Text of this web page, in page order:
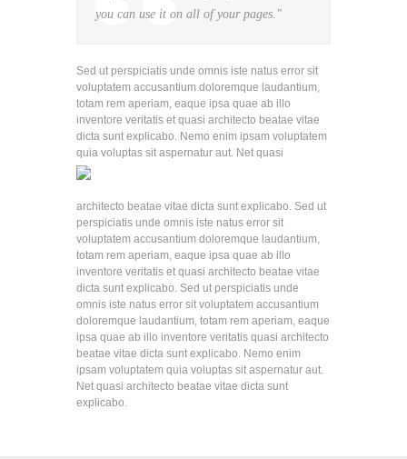
you can use it on all of your pages."
Sed ut perspiciatis unde omnis iste natus error sit
voluptatem accusantium doloremque laudantium,
totam rem aperiam, eaque ipsa quae ab illo
inventore veritatis et quasi architecto beatae vitae
dicta sunt explicabo. Nemo enim ipsam voluptatem
quia voluptas sit aspernatur aut. Net quasi
architecto beatae vitae dicta sunt explicabo. Sed ut
perspiciatis unde omnis iste natus error sit
voluptatem accusantium doloremque laudantium,
totam rem aperiam, eaque ipsa quae ab illo
inventore veritatis et quasi architecto beatae vitae
dicta sunt explicabo. Sed ut perspiciatis unde
omnis iste natus error sit voluptatem accusantium
doloremque laudantium, totam rem aperiam, eaque
ipsa quae ab illo inventore veritatis quasi architecto
beatae vitae dicta sunt explicabo. Nemo enim
ipsam voluptatem quia voluptas sit aspernatur aut.
Net quasi architecto beatae vitae dicta sunt
explicabo.